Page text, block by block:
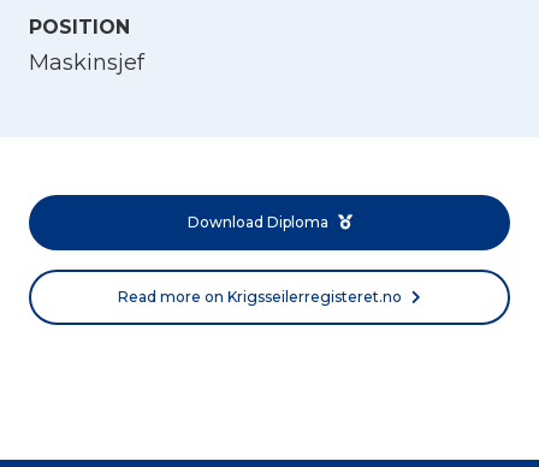
POSITION
Maskinsjef
Download Diploma
Read more on Krigsseilerregisteret.no